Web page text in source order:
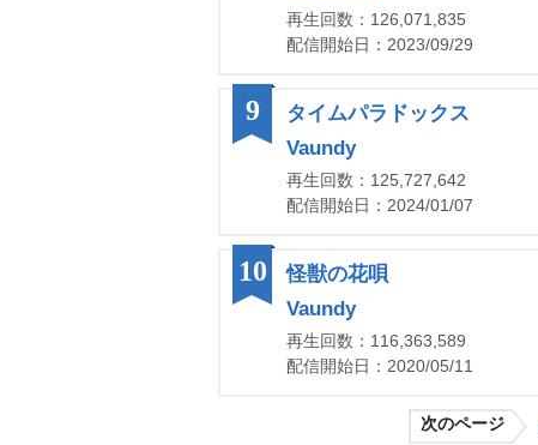
再生回数：126,071,835
配信開始日：2023/09/29
タイムパラドックス
Vaundy
再生回数：125,727,642
配信開始日：2024/01/07
9
怪獣の花唄
Vaundy
再生回数：116,363,589
配信開始日：2020/05/11
10
次のページ